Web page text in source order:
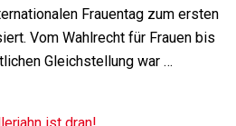
Frauentag zum ersten
Vom Wahlrecht für Frauen bis
Gleichstellung war …